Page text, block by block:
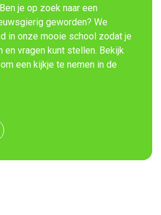
je op zoek naar een
geworden? We
in onze mooie school zodat je
en vragen kunt stellen. Bekijk
een kijkje te nemen in de